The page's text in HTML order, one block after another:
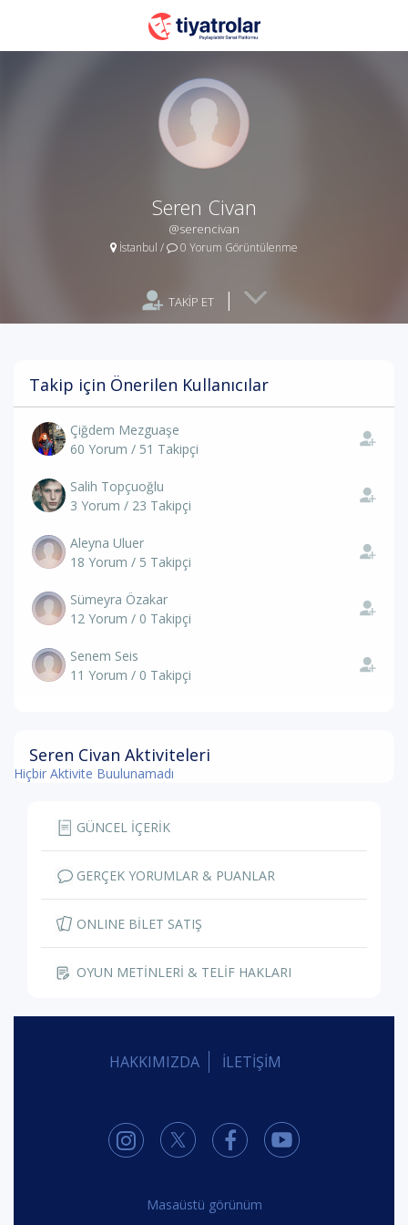
Seren Civan
@serencivan
İstanbul / 0 Yorum Görüntülenme
TAKİP ET |
Takip için Önerilen Kullanıcılar
Çiğdem Mezguaşe
60 Yorum / 51 Takipçi
Salih Topçuoğlu
3 Yorum / 23 Takipçi
Aleyna Uluer
18 Yorum / 5 Takipçi
Sümeyra Özakar
12 Yorum / 0 Takipçi
Senem Seis
11 Yorum / 0 Takipçi
Seren Civan Aktiviteleri
Hiçbir Aktivite Buulunamadı
GÜNCEL İÇERİK
GERÇEK YORUMLAR & PUANLAR
ONLINE BİLET SATIŞ
OYUN METİNLERİ & TELİF HAKLARI
HAKKIMIZDA İLETİŞİM
Masaüstü görünüm